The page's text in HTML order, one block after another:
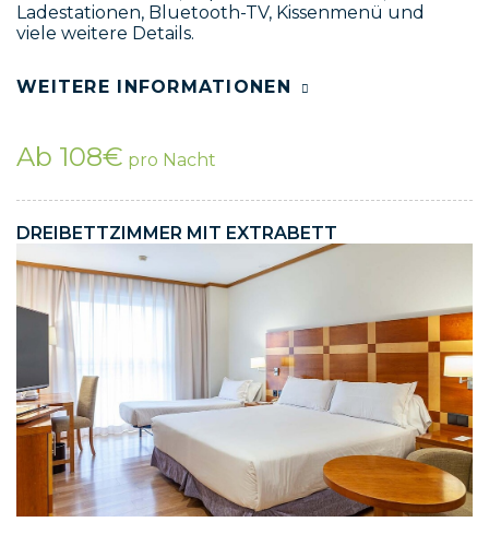
Ladestationen, Bluetooth-TV, Kissenmenü und
viele weitere Details.
WEITERE INFORMATIONEN
Ab 108€ pro Nacht
DREIBETTZIMMER MIT EXTRABETT